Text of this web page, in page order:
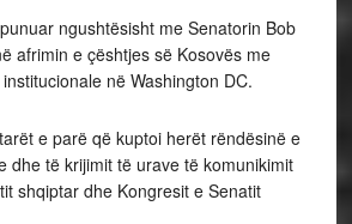
ngushtësisht me Senatorin Bob
afrimin e çështjes së Kosovës me
në Washington DC.
e parë që kuptoi herët rëndësinë e
dhe të krijimit të urave të komunikimit
shqiptar dhe Kongresit e Senatit